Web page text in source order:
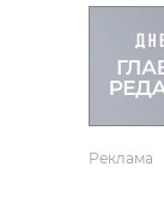
Реклама